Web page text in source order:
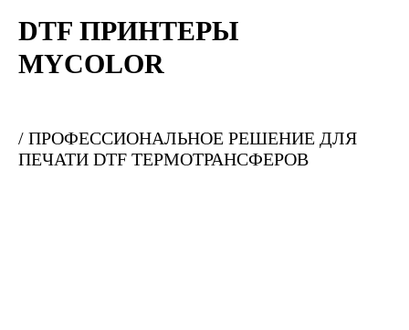
DTF ПРИНТЕРЫ
MYCOLOR
/ ПРОФЕССИОНАЛЬНОЕ РЕШЕНИЕ ДЛЯ
ПЕЧАТИ DTF ТЕРМОТРАНСФЕРОВ